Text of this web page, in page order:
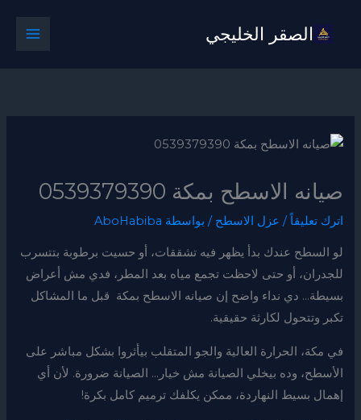
الصقر الخليجي
صيانه الاسطح بمكة 0539379390
اترك تعليقاً / عزل الاسطح / بواسطة AboHabiba
لو السطح عندك بدأ يظهر فيه تشققات، أو حسيت برطوبة بتتسرب
للجدران، أو حتى لاحظت تجمع مياه بعد المطر، فدي مش أعراض
بسيطة… دي نداء واضح إن صيانه الاسطح بمكة قبل ما المشاكل
تكبر وتتحول لكارثة حقيقية.
في مكة، الحرارة العالية والجو المتقلب بيأثروا بشكل مباشر على
الأسطح، وده بيخلي الصيانة مش خيار… الصيانة ضرورة. لأن أي
إهمال بسيط النهاردة، ممكن يكلفك ترميم كامل بكرة!